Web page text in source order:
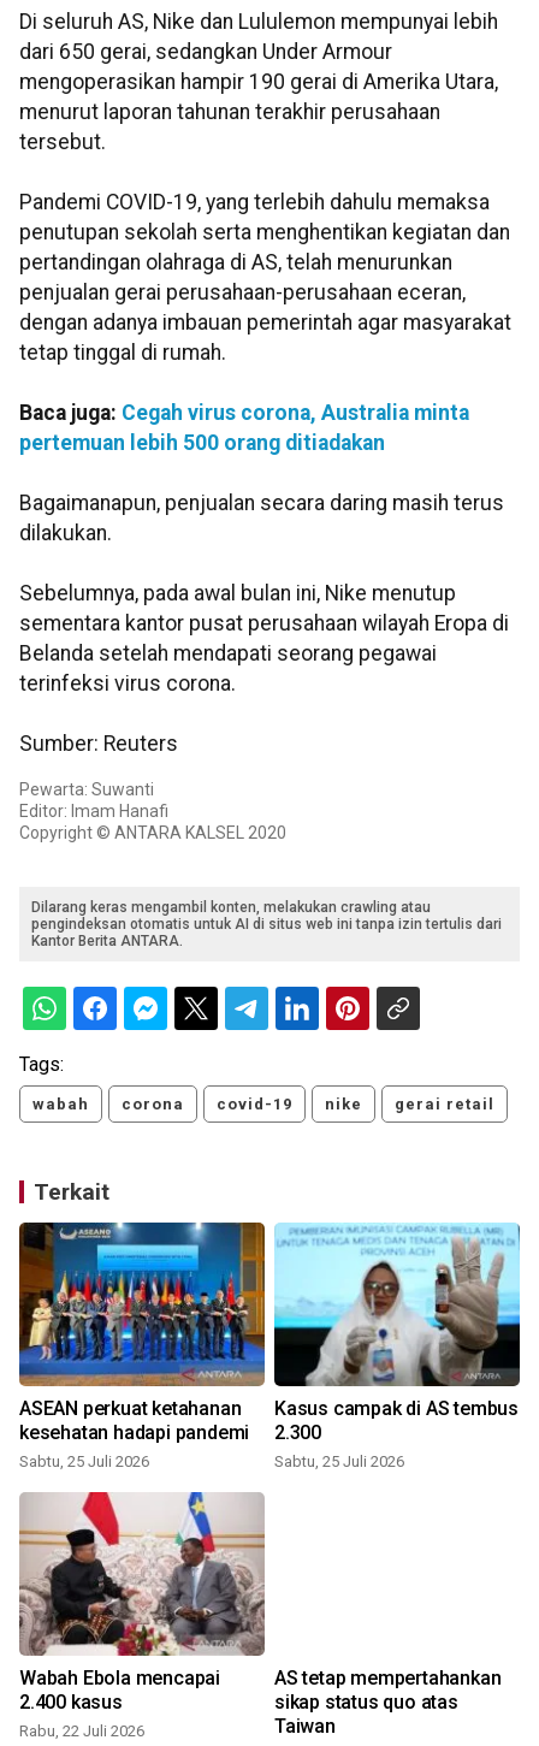
Di seluruh AS, Nike dan Lululemon mempunyai lebih
dari 650 gerai, sedangkan Under Armour
mengoperasikan hampir 190 gerai di Amerika Utara,
menurut laporan tahunan terakhir perusahaan
tersebut.
Pandemi COVID-19, yang terlebih dahulu memaksa
penutupan sekolah serta menghentikan kegiatan dan
pertandingan olahraga di AS, telah menurunkan
penjualan gerai perusahaan-perusahaan eceran,
dengan adanya imbauan pemerintah agar masyarakat
tetap tinggal di rumah.
Baca juga: Cegah virus corona, Australia minta
pertemuan lebih 500 orang ditiadakan
Bagaimanapun, penjualan secara daring masih terus
dilakukan.
Sebelumnya, pada awal bulan ini, Nike menutup
sementara kantor pusat perusahaan wilayah Eropa di
Belanda setelah mendapati seorang pegawai
terinfeksi virus corona.
Sumber: Reuters
Pewarta: Suwanti
Editor: Imam Hanafi
Copyright © ANTARA KALSEL 2020
Dilarang keras mengambil konten, melakukan crawling atau
pengindeksan otomatis untuk AI di situs web ini tanpa izin tertulis dari
Kantor Berita ANTARA.
Tags:
wabah corona covid-19 nike gerai retail
Terkait
ASEAN perkuat ketahanan
kesehatan hadapi pandemi
Sabtu, 25 Juli 2026
Kasus campak di AS tembus
2.300
Sabtu, 25 Juli 2026
Wabah Ebola mencapai
2.400 kasus
Rabu, 22 Juli 2026
AS tetap mempertahankan
sikap status quo atas
Taiwan